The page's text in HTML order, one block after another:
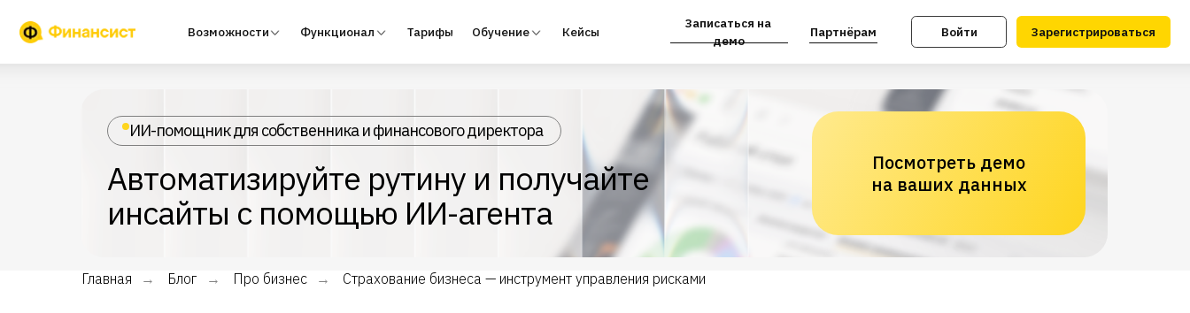
Войти Зарегистрироваться
Партнёрам
Записаться на
Кейсы
Обучение
Тарифы
Функционал
Возможности
ИИ-помощник для собственника и финансового директора
Автоматизируйте рутину и получайте
инсайты с помощью ИИ-агента
Посмотреть демо
на ваших данных
Главная → Блог → Про бизнес → Страхование бизнеса — инструмент управления рисками